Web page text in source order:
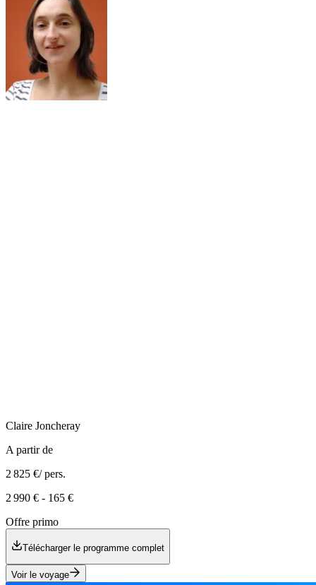
Claire Joncheray
A partir de
2 825 €/ pers.
2 990 € - 165 €
Offre primo
Télécharger le programme complet
Voir le voyage